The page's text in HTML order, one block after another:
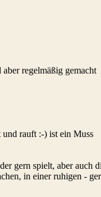
regelmäßig gemacht
und rauft :-) ist ein Muss
gern spielt, aber auch
in einer ruhigen -